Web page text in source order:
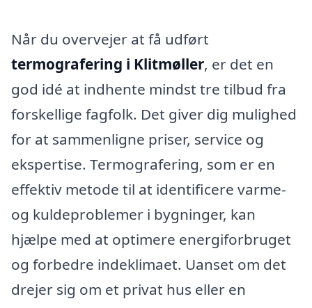
Når du overvejer at få udført
termografering i Klitmøller, er det en
god idé at indhente mindst tre tilbud fra
forskellige fagfolk. Det giver dig mulighed
for at sammenligne priser, service og
ekspertise. Termografering, som er en
effektiv metode til at identificere varme-
og kuldeproblemer i bygninger, kan
hjælpe med at optimere energiforbruget
og forbedre indeklimaet. Uanset om det
drejer sig om et privat hus eller en